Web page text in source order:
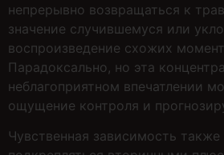
непрерывно возвращаться к
значение случившемуся или
воспроизведение схожих
Парадоксально, но эта
неблагоприятном впечатлении
ощущение контроля и
Чувственная зависимость также